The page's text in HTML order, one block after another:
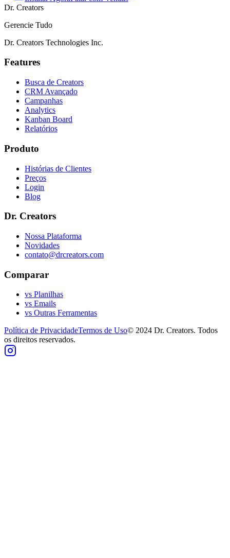
Dr. Creators
Gerencie Tudo
Dr. Creators Technologies Inc.
Features
Busca de Creators
CRM Avançado
Campanhas
Analytics
Kanban Board
Relatórios
Produto
Histórias de Clientes
Preços
Login
Blog
Dr. Creators
Nossa Plataforma
Novidades
contato@drcreators.com
Comparar
vs Planilhas
vs Emails
vs Outras Ferramentas
Política de PrivacidadeTermos de Uso© 2024 Dr. Creators. Todos
os direitos reservados.